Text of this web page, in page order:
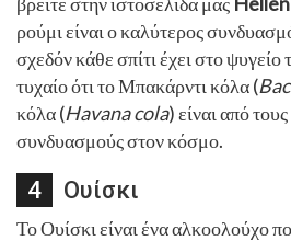
ρούμι είναι ο καλύτερος
σχεδόν κάθε σπίτι έχει στο
τυχαίο ότι το Μπακάρντι κόλα (
κόλα (Havana cola) είναι από
συνδυασμούς στον κόσμο.
Ουίσκι
Το Ουίσκι είναι ένα αλκοολούχο